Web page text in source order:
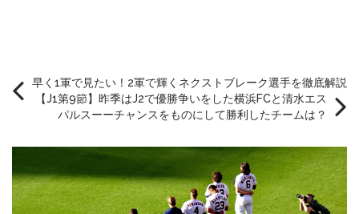
早く1軍で見たい！2軍で輝くネクストブレーク選手を徹底解説
【J1第9節】昨季はJ2で優勝争いをした横浜FCと清水エス
パルスーーチャンスをものにして勝利したチームは？